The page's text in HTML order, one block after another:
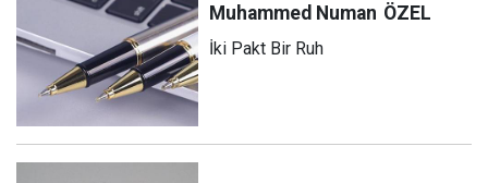
Muhammed Numan ÖZEL
İki Pakt Bir Ruh